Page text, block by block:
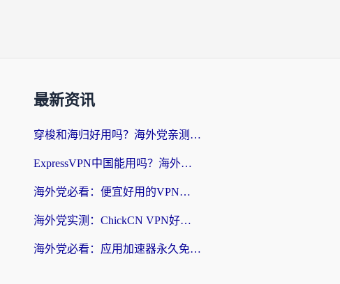
最新资讯
穿梭和海归好用吗？海外党亲测：3步选对回国加速器，无缝刷国内剧玩手游
ExpressVPN中国能用吗？海外党翻回国内的加速器选择指南（附番茄加速器实测）
海外党必看：便宜好用的VPN怎么选？3步解决回国访问难题+Steam改区技巧
海外党实测：ChickCN VPN好用吗？和OurPlay VPN对比哪个回国效果更好？附避坑指南
海外党必看：应用加速器永久免费版真的靠谱吗？教你选对回国加速器无缝刷国内资源